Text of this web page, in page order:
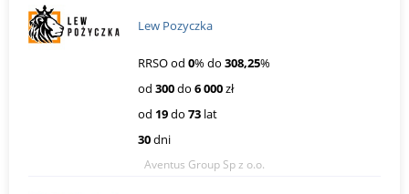
Lew Pozyczka
RRSO od 0% do 308,25%
od 300do 6 000zł
od 19do 73 lat
30dni
Aventus Group Sp z o.o.